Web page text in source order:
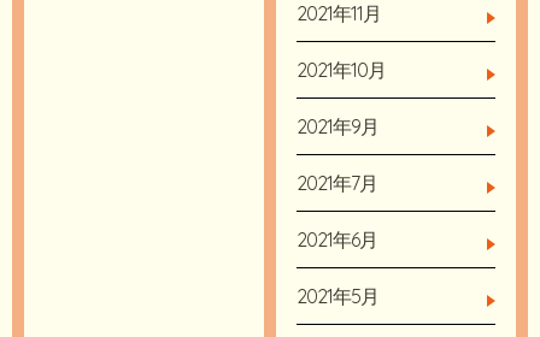
2021年11月
2021年10月
2021年9月
2021年7月
2021年6月
2021年5月